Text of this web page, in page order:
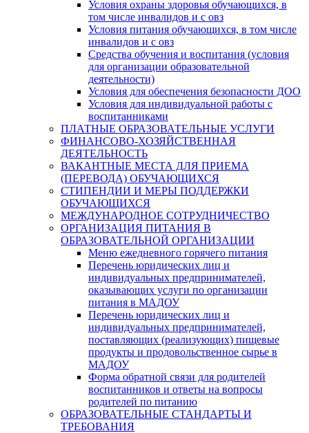
Условия охраны здоровья обучающихся, в
том числе инвалидов и с овз
Условия питания обучающихся, в том числе
инвалидов и с овз
Средства обучения и воспитания (условия
для организации образовательной
деятельности)
Условия для обеспечения безопасности ДОО
Условия для индивидуальной работы с
воспитанниками
ПЛАТНЫЕ ОБРАЗОВАТЕЛЬНЫЕ УСЛУГИ
ФИНАНСОВО-ХОЗЯЙСТВЕННАЯ
ДЕЯТЕЛЬНОСТЬ
ВАКАНТНЫЕ МЕСТА ДЛЯ ПРИЕМА
(ПЕРЕВОДА) ОБУЧАЮЩИХСЯ
СТИПЕНДИИ И МЕРЫ ПОДДЕРЖКИ
ОБУЧАЮЩИХСЯ
МЕЖДУНАРОДНОЕ СОТРУДНИЧЕСТВО
ОРГАНИЗАЦИЯ ПИТАНИЯ В
ОБРАЗОВАТЕЛЬНОЙ ОРГАНИЗАЦИИ
Меню ежедневного горячего питания
Перечень юридических лиц и
индивидуальных предпринимателей,
оказывающих услуги по организации
питания в МАДОУ
Перечень юридических лиц и
индивидуальных предпринимателей,
поставляющих (реализующих) пищевые
продукты и продовольственное сырье в
МАДОУ
Форма обратной связи для родителей
воспитанников и ответы на вопросы
родителей по питанию
ОБРАЗОВАТЕЛЬНЫЕ СТАНДАРТЫ И
ТРЕБОВАНИЯ